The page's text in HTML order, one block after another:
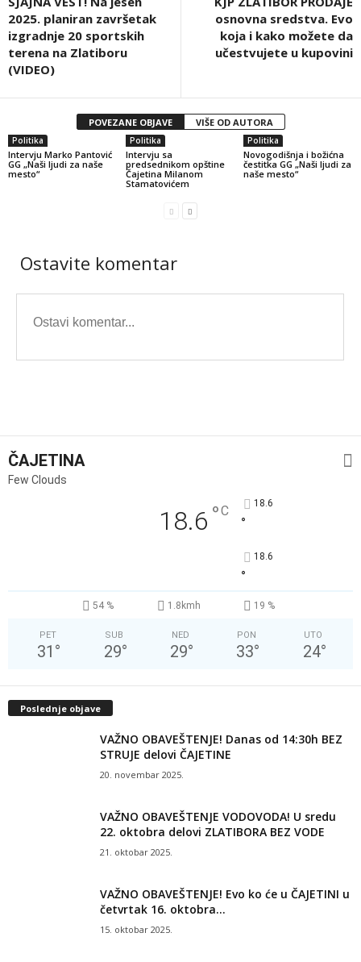
2025. planiran završetak
izgradnje 20 sportskih
terena na Zlatiboru
(VIDEO)
osnovna sredstva. Evo
koja i kako možete da
učestvujete u kupovini
POVEZANE OBJAVE VIŠE OD AUTORA
Politika
Intervju Marko Pantović
GG „Naši ljudi za naše
mesto“
Politika
Intervju sa
predsednikom opštine
Čajetina Milanom
Stamatovićem
Politika
Novogodišnja i božićna
čestitka GG „Naši ljudi za
naše mesto“
Ostavite komentar
ČAJETINA
Few Clouds
18.6 °C 18.6
°
18.6
°
54 % 1.8kmh 19 %
PET
31 °
SUB
29°
NED
29°
PON
33°
UTO
24°
Poslednje objave
VAŽNO OBAVEŠTENJE! Danas od 14:30h BEZ
STRUJE delovi ČAJETINE
20. novembar 2025.
VAŽNO OBAVEŠTENJE VODOVODA! U sredu
22. oktobra delovi ZLATIBORA BEZ VODE
21. oktobar 2025.
VAŽNO OBAVEŠTENJE! Evo ko će u ČAJETINI u
četvrtak 16. oktobra...
15. oktobar 2025.